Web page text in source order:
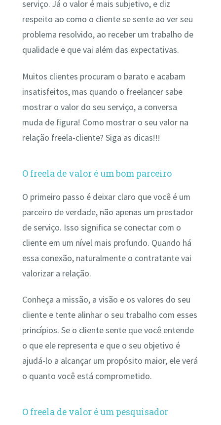
serviço. Já o valor é mais subjetivo, e diz
respeito ao como o cliente se sente ao ver seu
problema resolvido, ao receber um trabalho de
qualidade e que vai além das expectativas.
Muitos clientes procuram o barato e acabam
insatisfeitos, mas quando o freelancer sabe
mostrar o valor do seu serviço, a conversa
muda de figura! Como mostrar o seu valor na
relação freela-cliente? Siga as dicas!!!
O freela de valor é um bom parceiro
O primeiro passo é deixar claro que você é um
parceiro de verdade, não apenas um prestador
de serviço. Isso significa se conectar com o
cliente em um nível mais profundo. Quando há
essa conexão, naturalmente o contratante vai
valorizar a relação.
Conheça a missão, a visão e os valores do seu
cliente e tente alinhar o seu trabalho com esses
princípios. Se o cliente sente que você entende
o que ele representa e que o seu objetivo é
ajudá-lo a alcançar um propósito maior, ele verá
o quanto você está comprometido.
O freela de valor é um pesquisador